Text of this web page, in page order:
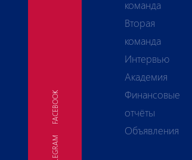
TELEGRAM
FACEBOOK
команда
Вторая
команда
Интервью
Академия
Финансовые
отчёты
Объявления